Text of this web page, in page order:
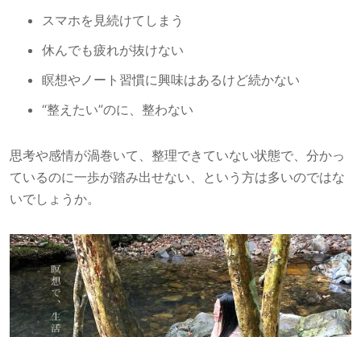
スマホを見続けてしまう
休んでも疲れが抜けない
瞑想やノート習慣に興味はあるけど続かない
“整えたい”のに、整わない
思考や感情が渦巻いて、整理できていない状態で、分かっ
ているのに一歩が踏み出せない、という方は多いのではな
いでしょうか。